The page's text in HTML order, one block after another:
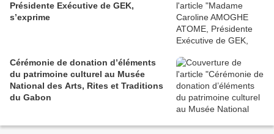
Présidente Exécutive de GEK,
s’exprime
Cérémonie de donation d’éléments
du patrimoine culturel au Musée
National des Arts, Rites et Traditions
du Gabon